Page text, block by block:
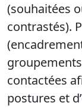
(souhaitées
contrastés).
contactées
postures et